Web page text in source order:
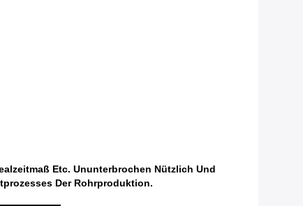
Etc. Ununterbrochen Nützlich Und
Der Rohrproduktion.